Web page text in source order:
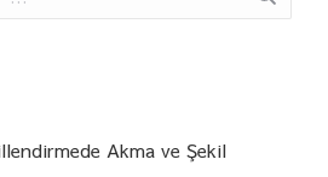
Akma ve Şekil